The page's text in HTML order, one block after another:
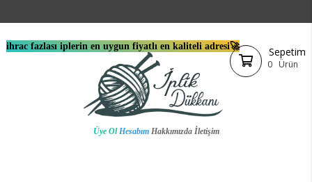
ihrac fazlası iplerin en uygun fiyatlı en kaliteli adresi🚀
Üye Ol Hesabım Hakkımızda İletişim
Sepetim
0 Ürün